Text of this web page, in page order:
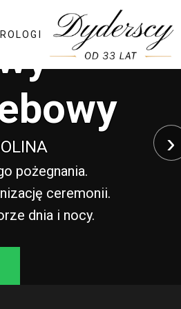
pożegnania.
ceremonii.
dnia i nocy.
›